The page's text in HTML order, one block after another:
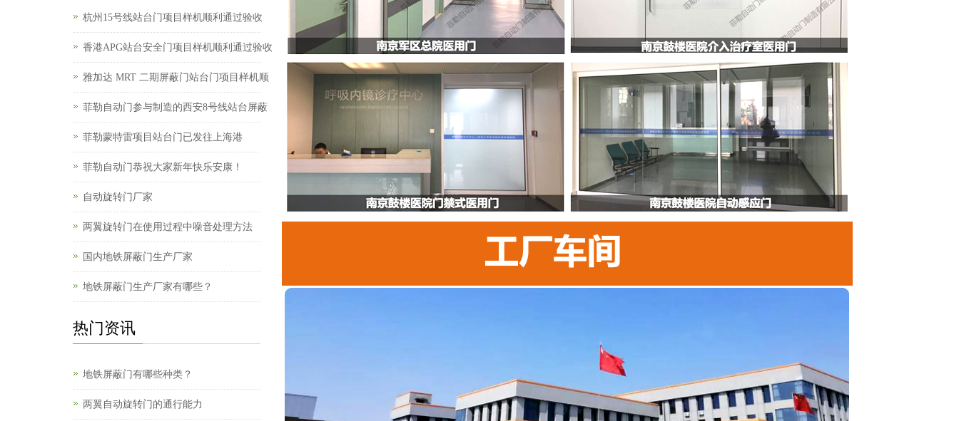
杭州15号线站台门项目样机顺利通过验收
香港APG站台安全门项目样机顺利通过验收
雅加达 MRT 二期屏蔽门站台门项目样机顺
菲勒自动门参与制造的西安8号线站台屏蔽
菲勒蒙特雷项目站台门已发往上海港
菲勒自动门恭祝大家新年快乐安康！
自动旋转门厂家
两翼旋转门在使用过程中噪音处理方法
国内地铁屏蔽门生产厂家
地铁屏蔽门生产厂家有哪些？
热门资讯
地铁屏蔽门有哪些种类？
两翼自动旋转门的通行能力